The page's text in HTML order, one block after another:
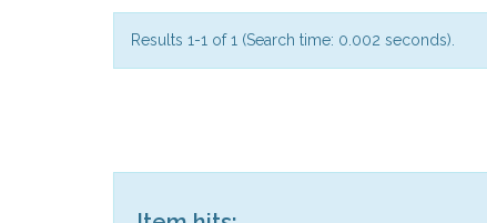
Results 1-1 of 1 (Search time: 0.002 seconds).